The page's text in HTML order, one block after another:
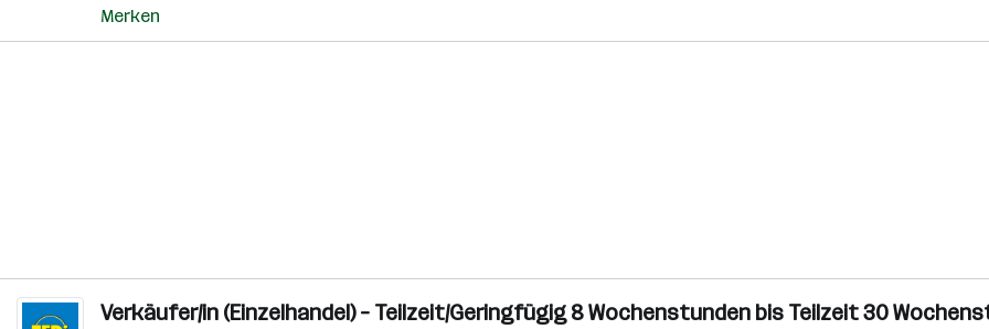
Merken
Verkäufer/in (Einzelhandel) – Teilzeit/Geringfügig 8 Wochenstunden bis Teilzeit 30